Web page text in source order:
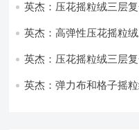
英杰：压花摇粒绒三层
英杰：高弹性压花摇粒
英杰：压花摇粒绒三层
英杰：弹力布和格子摇